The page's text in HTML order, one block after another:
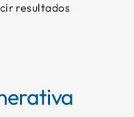
resultados